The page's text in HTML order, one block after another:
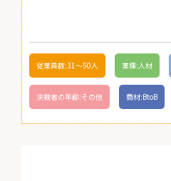
従業員数:31〜50人 業種:人材
決裁者の年齢:その他 商材:BtoB